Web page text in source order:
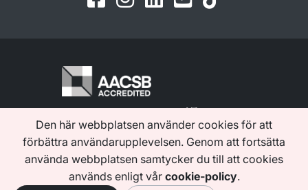
Den här webbplatsen använder cookies för att
förbättra användarupplevelsen. Genom att fortsätta
använda webbplatsen samtycker du till att cookies
används enligt vår cookie-policy.